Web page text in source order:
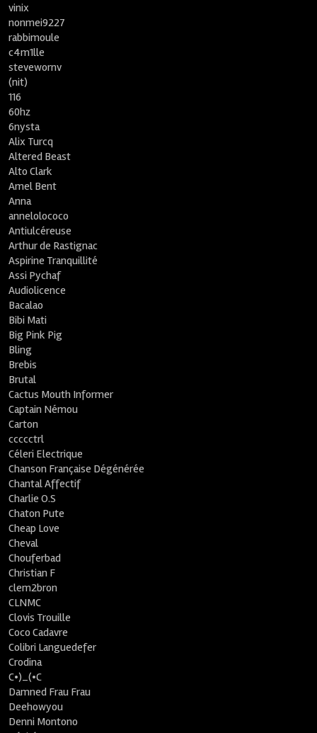
vinix
nonmei9227
rabbimoule
c4m1lle
stevewornv
(nit)
116
60hz
6nysta
Alix Turcq
Altered Beast
Alto Clark
Amel Bent
Anna
annelolococo
Antiulcéreuse
Arthur de Rastignac
Aspirine Tranquillité
Assi Pychaf
Audiolicence
Bacalao
Bibi Mati
Big Pink Pig
Bling
Brebis
Brutal
Cactus Mouth Informer
Captain Némou
Carton
ccccctrl
Céleri Electrique
Chanson Française Dégénérée
Chantal Affectif
Charlie O.S
Chaton Pute
Cheap Love
Cheval
Chouferbad
Christian F
clem2bron
CLNMC
Clovis Trouille
Coco Cadavre
Colibri Languedefer
Crodina
C•)_(•C
Damned Frau Frau
Deehowyou
Denni Montono